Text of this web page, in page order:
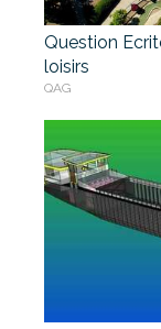
Question
loisirs
QAG